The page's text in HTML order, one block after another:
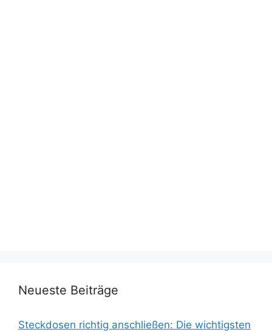
Neueste Beiträge
Steckdosen richtig anschließen: Die wichtigsten